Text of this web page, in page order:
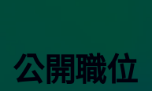
公開職位